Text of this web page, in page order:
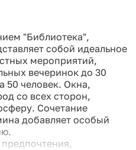
"Библиотека",
собой идеальное
мероприятий,
вечеринок до 30
50 человек. Окна,
со всех сторон,
Сочетание
добавляет особый